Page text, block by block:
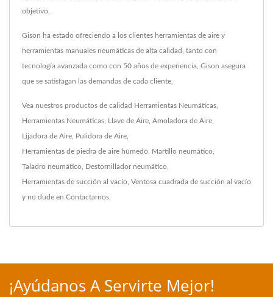
objetivo.
Gison ha estado ofreciendo a los clientes herramientas de aire y
herramientas manuales neumáticas de alta calidad, tanto con
tecnología avanzada como con 50 años de experiencia, Gison asegura
que se satisfagan las demandas de cada cliente.
Vea nuestros productos de calidad Herramientas Neumáticas
Herramientas Neumáticas Llave de Aire Amoladora de Aire
Lijadora de Aire Pulidora de Aire
Herramientas de piedra de aire húmedo Martillo neumático
Taladro neumático Destornillador neumático
Herramientas de succión al vacío Ventosa cuadrada de succión al vacío
y no dude en Contactarnos
¡Ayúdanos A Servirte Mejor!